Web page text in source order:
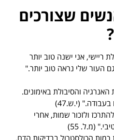
שצורכים
?
ריישי, אני ישנה טוב יותר
העור שלי נראה טוב יותר."
והסיבולת באימונים.
(י.ש.47)
ולזכור שמות, אחרי
(מ.ל. 55)